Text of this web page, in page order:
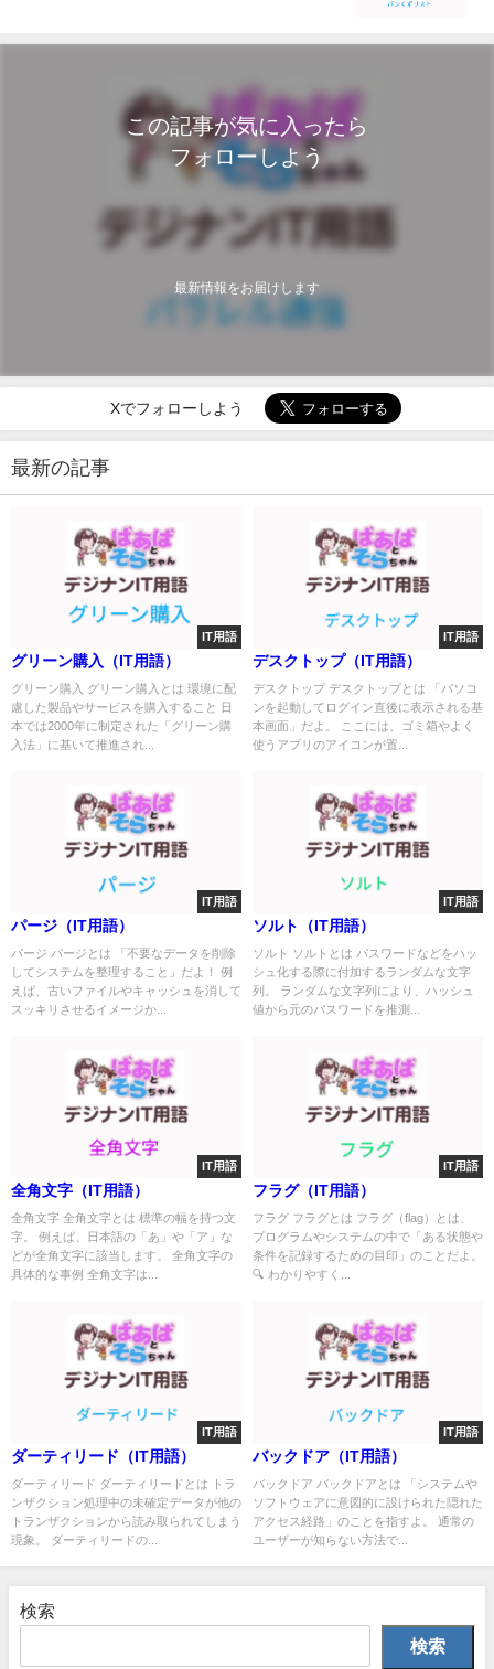
この記事が気に入ったら
フォローしよう
最新情報をお届けします
Xでフォローしよう
最新の記事
IT用語
グリーン購入（IT用語）
グリーン購入 グリーン購入とは 環境に配
慮した製品やサービスを購入すること 日
本では2000年に制定された「グリーン購
入法」に基いて推進され...
IT用語
デスクトップ（IT用語）
デスクトップ デスクトップとは 「パソコ
ンを起動してログイン直後に表示される基
本画面」だよ。 ここには、ゴミ箱やよく
使うアプリのアイコンが置...
IT用語
パージ（IT用語）
パージ パージとは 「不要なデータを削除
してシステムを整理すること」だよ！ 例
えば、古いファイルやキャッシュを消して
スッキリさせるイメージか...
IT用語
ソルト（IT用語）
ソルト ソルトとは パスワードなどをハッ
シュ化する際に付加するランダムな文字
列。 ランダムな文字列により、ハッシュ
値から元のパスワードを推測...
IT用語
全角文字（IT用語）
全角文字 全角文字とは 標準の幅を持つ文
字。 例えば、日本語の「あ」や「ア」な
どが全角文字に該当します。 全角文字の
具体的な事例 全角文字は...
IT用語
フラグ（IT用語）
フラグ フラグとは フラグ（flag）とは、
プログラムやシステムの中で「ある状態や
条件を記録するための目印」のことだよ。
🔍 わかりやすく...
IT用語
ダーティリード（IT用語）
ダーティリード ダーティリードとは トラ
ンザクション処理中の未確定データが他の
トランザクションから読み取られてしまう
現象。 ダーティリードの...
IT用語
バックドア（IT用語）
バックドア バックドアとは 「システムや
ソフトウェアに意図的に設けられた隠れた
アクセス経路」のことを指すよ。 通常の
ユーザーが知らない方法で...
検索
検索